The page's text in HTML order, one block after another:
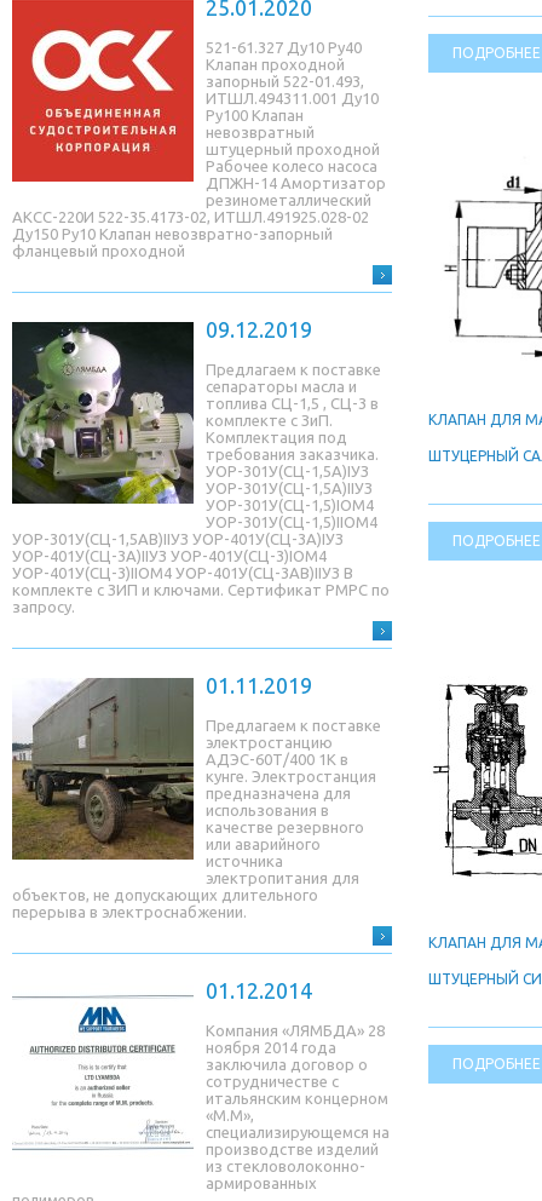
25.01.2020
521-61.327 Ду10 Ру40
Клапан проходной
запорный 522-01.493,
ИТШЛ.494311.001 Ду10
Ру100 Клапан
невозвратный
штуцерный проходной
Рабочее колесо насоса
ДПЖН-14 Амортизатор
резинометаллический
АКСС-220И 522-35.4173-02, ИТШЛ.491925.028-02
Ду150 Ру10 Клапан невозвратно-запорный
фланцевый проходной
09.12.2019
Предлагаем к поставке
сепараторы масла и
топлива СЦ-1,5 , СЦ-3 в
комплекте с ЗиП.
Комплектация под
требования заказчика.
УОР-301У(СЦ-1,5A)IУЗ
УОР-301У(СЦ-1,5A)IIУЗ
УОР-301У(СЦ-1,5)IОМ4
УОР-301У(СЦ-1,5)IIОМ4
УОР-301У(СЦ-1,5AB)IIУЗ УОР-401У(СЦ-3A)IУЗ
УОР-401У(СЦ-3A)IIУЗ УОР-401У(СЦ-3)IОМ4
УОР-401У(СЦ-3)IIОМ4 УОР-401У(СЦ-3AB)IIУЗ В
комплекте с ЗИП и ключами. Сертификат РМРС по
запросу.
01.11.2019
Предлагаем к поставке
электростанцию
АДЭС-60Т/400 1К в
кунге. Электростанция
предназначена для
использования в
качестве резервного
или аварийного
источника
электропитания для
объектов, не допускающих длительного
перерыва в электроснабжении.
01.12.2014
Компания «ЛЯМБДА» 28
ноября 2014 года
заключила договор о
сотрудничестве с
итальянским концерном
«М.М»,
специализирующемся на
производстве изделий
из стекловолоконно-
армированных
ПОДРОБНЕЕ
КЛАПАН ДЛЯ
ШТУЦЕРНЫЙ
ПОДРОБНЕЕ
КЛАПАН ДЛЯ
ШТУЦЕРНЫЙ
ПОДРОБНЕЕ